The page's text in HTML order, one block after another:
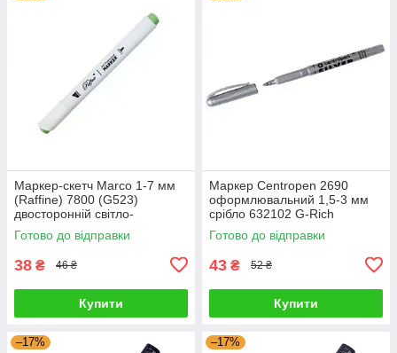
Маркер-скетч Marco 1-7 мм
(Raffine) 7800 (G523)
двосторонній світло-
оливковий 622816 G-Rich
Готово до відправки
38 ₴ 46 ₴
Купити
Маркер Centropen 2690
оформлювальний 1,5-3 мм
срібло 632102 G-Rich
Готово до відправки
43 ₴ 52 ₴
Купити
–17% –17%